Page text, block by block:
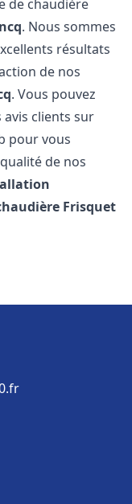
de chaudière
. Nous sommes
résultats
de nos
. Vous pouvez
clients sur
pour vous
de nos
Frisquet